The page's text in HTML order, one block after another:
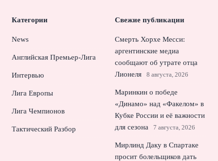
Категории
News
Английская Премьер-Лига
Интервью
Лига Европы
Лига Чемпионов
Тактический Разбор
Свежие публикации
Смерть Хорхе Месси:
аргентинские медиа
сообщают об утрате отца
Лионеля
8 августа, 2026
Маринкин о победе
«Динамо» над «Факелом» в
Кубке России и её важности
для сезона
7 августа, 2026
Мирлинд Даку в Спартаке
просит болельщиков дать